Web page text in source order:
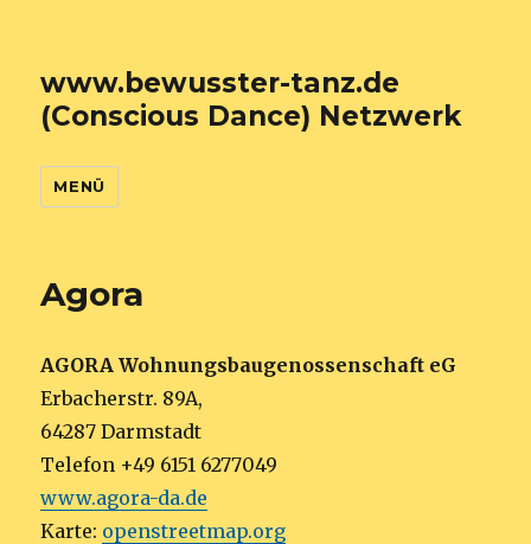
www.bewusster-tanz.de
(Conscious Dance) Netzwerk
MENÜ
Agora
AGORA Wohnungsbaugenossenschaft eG
Erbacherstr. 89A,
64287 Darmstadt
Telefon +49 6151 6277049
www.agora-da.de
Karte: openstreetmap.org